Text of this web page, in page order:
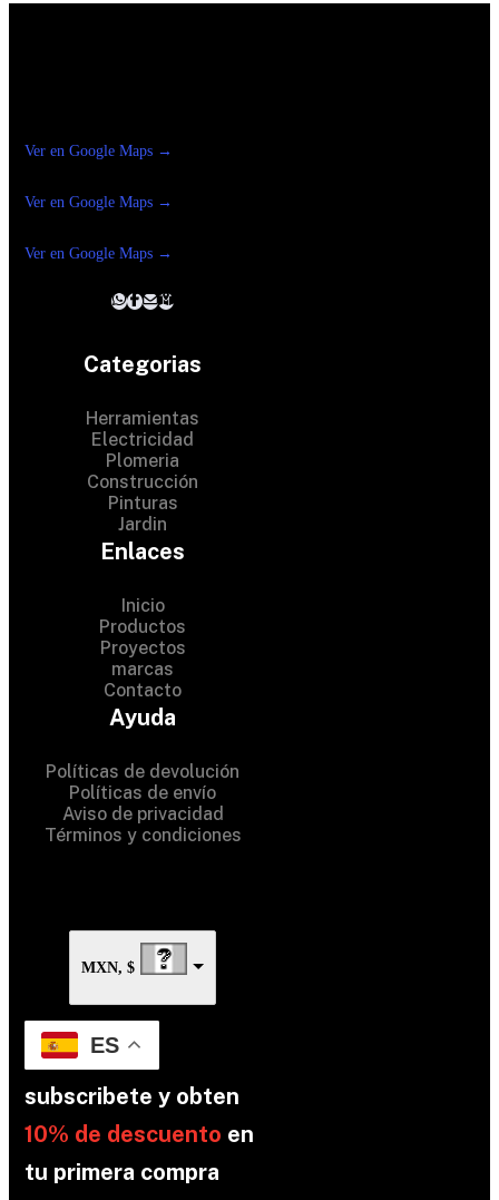
Ver en Google Maps →
Ver en Google Maps →
Ver en Google Maps →
Categorias
Herramientas
Electricidad
Plomeria
Construcción
Pinturas
Jardin
Enlaces
Inicio
Productos
Proyectos
marcas
Contacto
Ayuda
Políticas de devolución
Políticas de envío
Aviso de privacidad
Términos y condiciones
MXN, $
ES
subscribete y obten
10% de descuento en
tu primera compra